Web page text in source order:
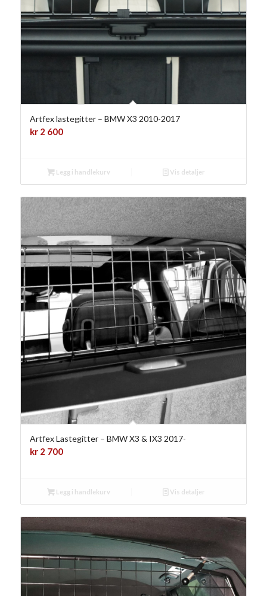
Artfex lastegitter – BMW X3 2010-2017
kr2 600
Legg i handlekurv Vis detaljer
Artfex Lastegitter – BMW X3 & IX3 2017-
kr2 700
Legg i handlekurv Vis detaljer